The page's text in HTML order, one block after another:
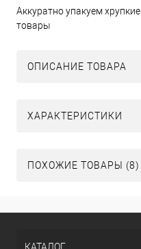
Аккуратно упакуем хрупкие
товары
ОПИСАНИЕ ТОВАРА
ХАРАКТЕРИСТИКИ
ПОХОЖИЕ ТОВАРЫ (8)